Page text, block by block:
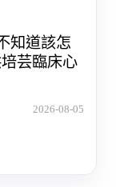
知道該怎
芸臨床心
2026-08-05